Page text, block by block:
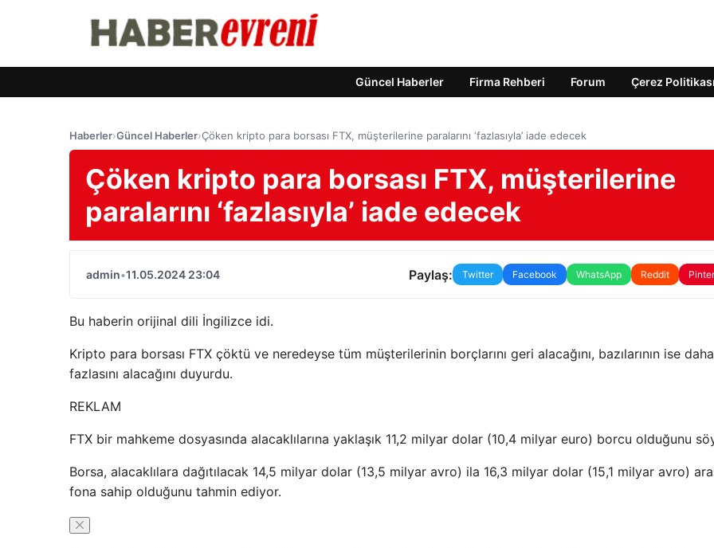
Güncel Haberler Firma Rehberi Forum Çerez Politikası
Haberler›Güncel Haberler›Çöken kripto para borsası FTX, müşterilerine paralarını ‘fazlasıyla’ iade edecek
Çöken kripto para borsası FTX, müşterilerine
paralarını ‘fazlasıyla’ iade edecek
admin•11.05.2024 23:04 Paylaş: Twitter Facebook WhatsApp Reddit
Bu haberin orijinal dili İngilizce idi.
Kripto para borsası FTX çöktü ve neredeyse tüm müşterilerinin borçlarını geri alacağını, bazılarının ise daha
fazlasını alacağını duyurdu.
REKLAM
FTX bir mahkeme dosyasında alacaklılarına yaklaşık 11,2 milyar dolar (10,4 milyar euro) borcu olduğunu
Borsa, alacaklılara dağıtılacak 14,5 milyar dolar (13,5 milyar avro) ila 16,3 milyar dolar (15,1 milyar avro)
fona sahip olduğunu tahmin ediyor.